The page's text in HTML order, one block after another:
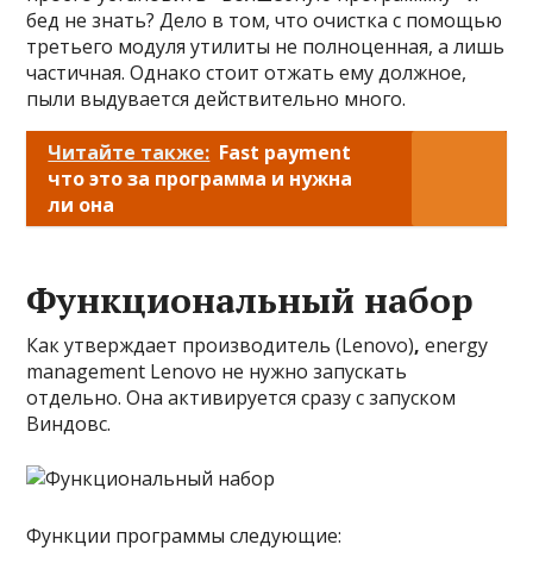
бед не знать? Дело в том, что очистка с помощью
третьего модуля утилиты не полноценная, а лишь
частичная. Однако стоит отжать ему должное,
пыли выдувается действительно много.
Читайте также: Fast payment
что это за программа и нужна
ли она
Функциональный набор
Как утверждает производитель (Lenovo), energy
management Lenovo не нужно запускать
отдельно. Она активируется сразу с запуском
Виндовс.
Функции программы следующие: